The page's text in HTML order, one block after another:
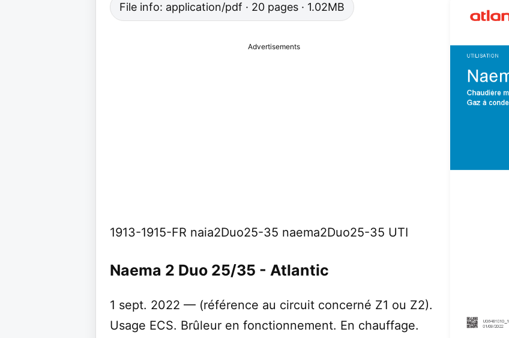
File info: application/pdf · 20 pages · 1.02MB
Advertisements
1913-1915-FR naia2Duo25-35 naema2Duo25-35 UTI
Naema 2 Duo 25/35 - Atlantic
1 sept. 2022 — (référence au circuit concerné Z1 ou Z2).
Usage ECS. Brûleur en fonctionnement. En chauffage.